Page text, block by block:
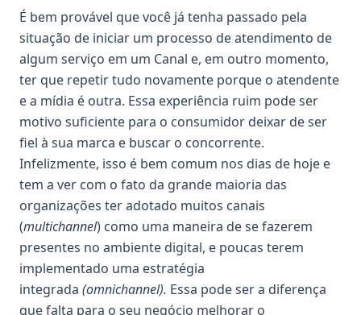
É bem provável que você já tenha passado pela
situação de iniciar um processo de atendimento de
algum serviço em um Canal e, em outro momento,
ter que repetir tudo novamente porque o atendente
e a mídia é outra. Essa experiência ruim pode ser
motivo suficiente para o consumidor deixar de ser
fiel à sua marca e buscar o concorrente.
Infelizmente, isso é bem comum nos dias de hoje e
tem a ver com o fato da grande maioria das
organizações ter adotado muitos canais
(multichannel) como uma maneira de se fazerem
presentes no ambiente digital, e poucas terem
implementado uma estratégia
integrada (omnichannel). Essa pode ser a diferença
que falta para o seu negócio melhorar o